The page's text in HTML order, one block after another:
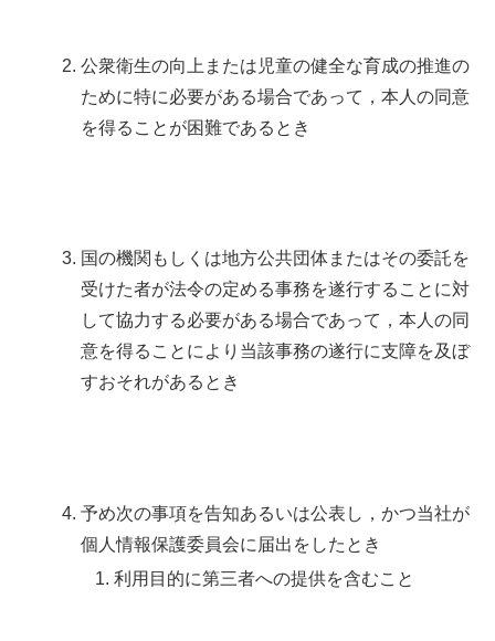
公衆衛生の向上または児童の健全な育成の推進の
ために特に必要がある場合であって，本人の同意
を得ることが困難であるとき
国の機関もしくは地方公共団体またはその委託を
受けた者が法令の定める事務を遂行することに対
して協力する必要がある場合であって，本人の同
意を得ることにより当該事務の遂行に支障を及ぼ
すおそれがあるとき
予め次の事項を告知あるいは公表し，かつ当社が
個人情報保護委員会に届出をしたとき
利用目的に第三者への提供を含むこと